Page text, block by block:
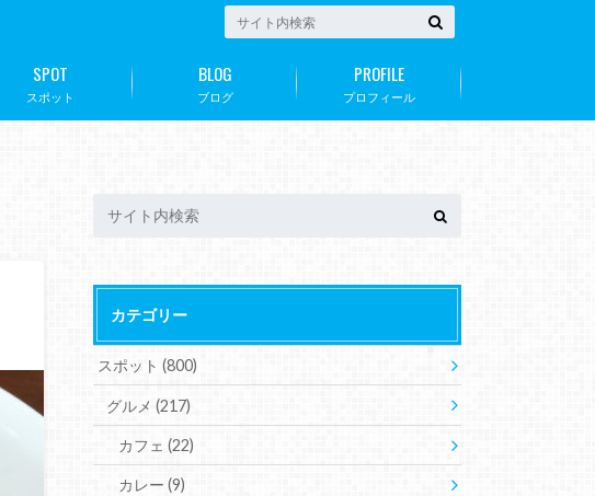
スポット
SPOT
ブログ
BLOG
プロフィール
PROFILE
カテゴリー
スポット(800)
グルメ (217)
カフェ(22)
カレー(9)